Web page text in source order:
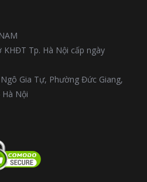
KHĐT Tp. Hà Nội cấp ngày
Gia Tự, Phường Đức Giang,
Nội